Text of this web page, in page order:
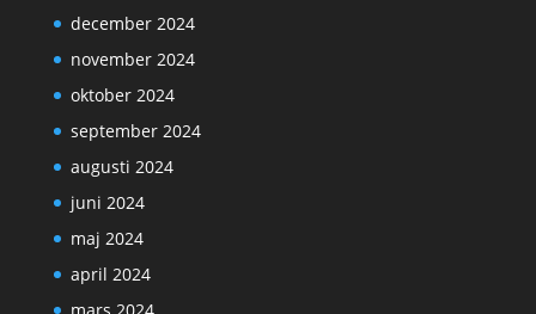
december 2024
november 2024
oktober 2024
september 2024
augusti 2024
juni 2024
maj 2024
april 2024
mars 2024